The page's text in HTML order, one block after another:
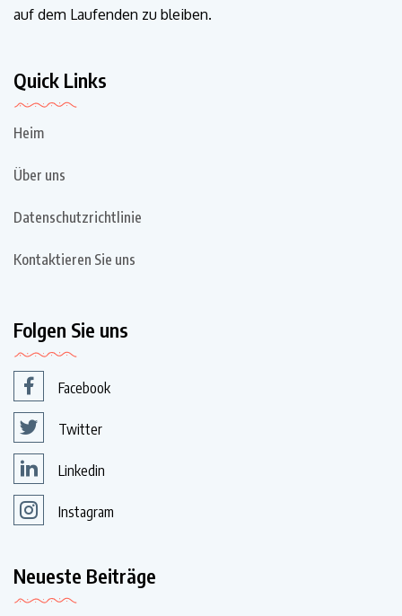
auf dem Laufenden zu bleiben.
Quick Links
Heim
Über uns
Datenschutzrichtlinie
Kontaktieren Sie uns
Folgen Sie uns
Facebook
Twitter
Linkedin
Instagram
Neueste Beiträge